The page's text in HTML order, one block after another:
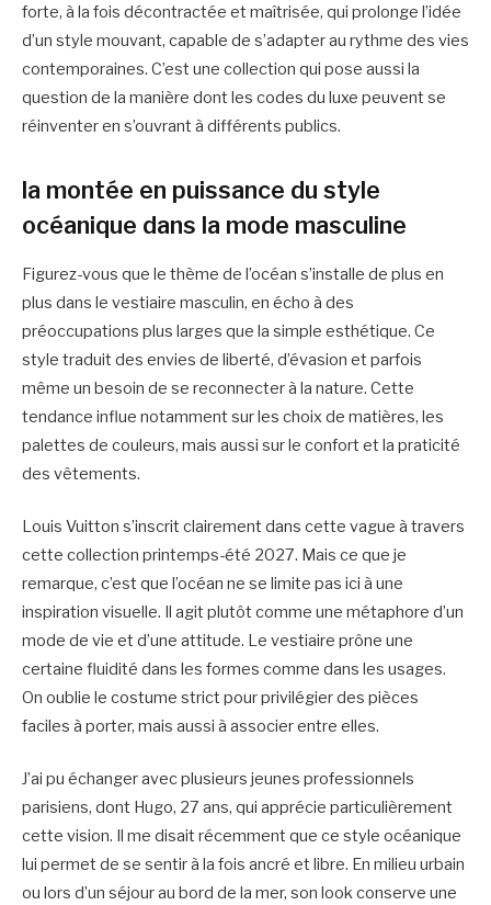
forte, à la fois décontractée et maîtrisée, qui prolonge l’idée
d’un style mouvant, capable de s’adapter au rythme des vies
contemporaines. C’est une collection qui pose aussi la
question de la manière dont les codes du luxe peuvent se
réinventer en s’ouvrant à différents publics.
la montée en puissance du style
océanique dans la mode masculine
Figurez-vous que le thème de l’océan s’installe de plus en
plus dans le vestiaire masculin, en écho à des
préoccupations plus larges que la simple esthétique. Ce
style traduit des envies de liberté, d’évasion et parfois
même un besoin de se reconnecter à la nature. Cette
tendance influe notamment sur les choix de matières, les
palettes de couleurs, mais aussi sur le confort et la praticité
des vêtements.
Louis Vuitton s’inscrit clairement dans cette vague à travers
cette collection printemps-été 2027. Mais ce que je
remarque, c’est que l’océan ne se limite pas ici à une
inspiration visuelle. Il agit plutôt comme une métaphore d’un
mode de vie et d’une attitude. Le vestiaire prône une
certaine fluidité dans les formes comme dans les usages.
On oublie le costume strict pour privilégier des pièces
faciles à porter, mais aussi à associer entre elles.
J’ai pu échanger avec plusieurs jeunes professionnels
parisiens, dont Hugo, 27 ans, qui apprécie particulièrement
cette vision. Il me disait récemment que ce style océanique
lui permet de se sentir à la fois ancré et libre. En milieu urbain
ou lors d’un séjour au bord de la mer, son look conserve une